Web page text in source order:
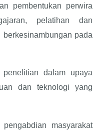
pembentukan perwira
pelatihan dan
pada
penelitian dalam upaya
dan teknologi yang
masyarakat